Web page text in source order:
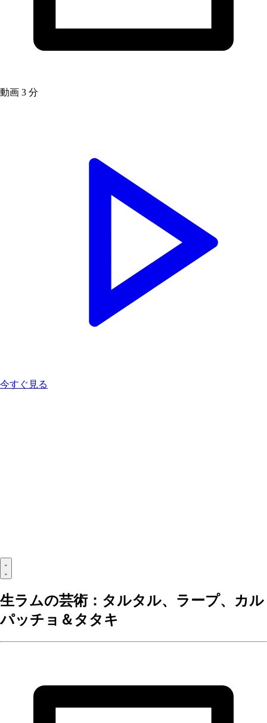
動画 3 分
今すぐ見る
生ラムの芸術：タルタル、ラープ、カル
パッチョ＆タタキ